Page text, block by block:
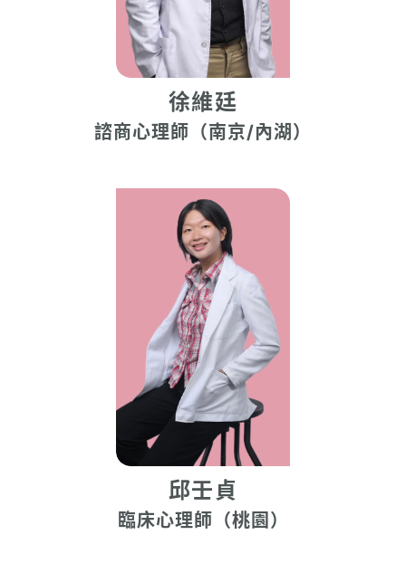
徐維廷
諮商心理師（南京/內湖）
邱壬貞
臨床心理師（桃園）